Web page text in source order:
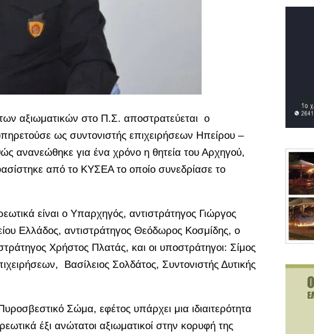
αξιωματικών στο Π.Σ. αποστρατεύεται ο
ως συντονιστής επιχειρήσεων Ηπείρου –
ανανεώθηκε για ένα χρόνο η θητεία του Αρχηγού,
από το ΚΥΣΕΑ το οποίο συνεδρίασε το
είναι ο Υπαρχηγός, αντιστράτηγος Γιώργος
Ελλάδος, αντιστράτηγος Θεόδωρος Κοσμίδης, ο
Χρήστος Πλατάς, και οι υποστράτηγοι: Σίμος
Βασίλειος Σολδάτος, Συντονιστής Δυτικής
Σώμα, εφέτος υπάρχει μια ιδιαιτερότητα
έξι ανώτατοι αξιωματικοί στην κορυφή της